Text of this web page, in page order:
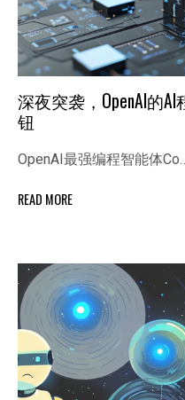
深夜突袭，OpenAI的
钮
OpenAI最强编程智能体
READ MORE